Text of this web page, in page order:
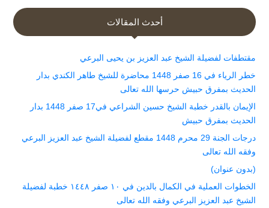
أحدث المقالات
مقتطفات لفضيلة الشيخ عبد العزيز بن يحيى البرعي
خطر الرياء في 16 صفر 1448 محاضرة للشيخ طاهر الكندي بدار
الحديث بمفرق حبيش حرسها الله تعالى
الإيمان بالقدر خطبة الشيخ حسين الشراعي في17 صفر 1448 بدار
الحديث بمفرق حبيش
درجات الجنة 29 محرم 1448 مقطع لفضيلة الشيخ عبد العزيز البرعي
وفقه الله تعالى
(بدون عنوان)
الخطوات العملية في الكمال بالدين في ١٠ صفر ١٤٤٨ خطبة لفضيلة
الشيخ عبد العزيز البرعي وفقه الله تعالى